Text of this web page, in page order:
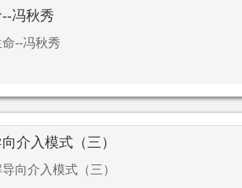
冯秋秀
--冯秋秀
介入模式（三）
向介入模式（三）